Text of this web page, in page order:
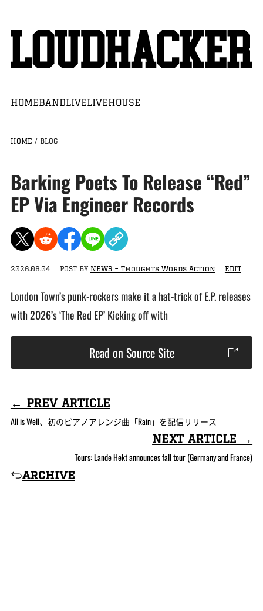
HOMEBANDLIVELIVEHOUSE
HOME / BLOG
Barking Poets To Release “Red”
EP Via Engineer Records
2026.06.04 POST BY NEWS – Thoughts Words Action EDIT
London Town’s punk-rockers make it a hat-trick of E.P. releases
with 2026’s ‘The Red EP’ Kicking off with
Read on Source Site
← PREV ARTICLE
All is Well、初のピアノアレンジ曲「Rain」を配信リリース
archive
NEXT ARTICLE →
Tours: Lande Hekt announces fall tour (Germany and France)